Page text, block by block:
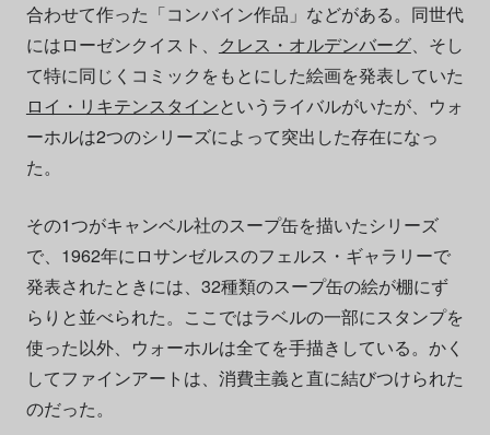
合わせて作った「コンバイン作品」などがある。同世代
にはローゼンクイスト、 クレス・オルデンバーグ、そし
て特に同じくコミックをもとにした絵画を発表していた
ロイ・リキテンスタインというライバルがいたが、ウォ
ーホルは2つのシリーズによって突出した存在になっ
た。
その1つがキャンベル社のスープ缶を描いたシリーズ
で、1962年にロサンゼルスのフェルス・ギャラリーで
発表されたときには、32種類のスープ缶の絵が棚にず
らりと並べられた。ここではラベルの一部にスタンプを
使った以外、ウォーホルは全てを手描きしている。かく
してファインアートは、消費主義と直に結びつけられた
のだった。